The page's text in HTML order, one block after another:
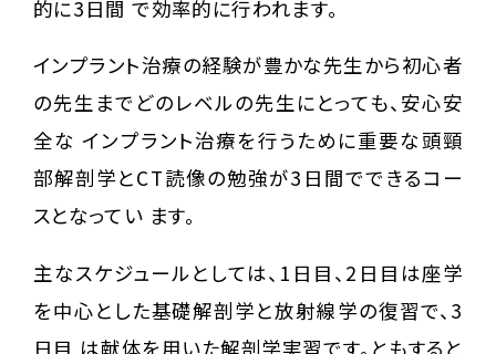
的に3日間 で効率的に行われます。
インプラント治療の経験が豊かな先生から初心者
の先生までどのレベルの先生にとっても、安心安
全な インプラント治療を行うために重要な頭頸
部解剖学とCT読像の勉強が3日間でできるコー
スとなってい ます。
主なスケジュールとしては、1日目、2日目は座学
を中心とした基礎解剖学と放射線学の復習で、3
日目 は献体を用いた解剖学実習です。ともすると